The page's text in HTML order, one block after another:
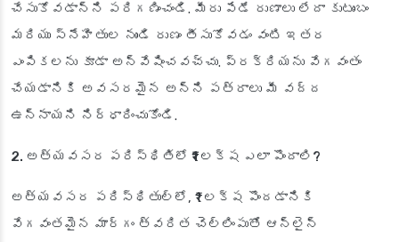
చేసుకోవడాన్ని పరిగణించండి. మీరు పేడే రుణాలు లేదా కుటుంబం
మరియు స్నేహితుల నుండి రుణం తీసుకోవడం వంటి ఇతర
ఎంపికలను కూడా అన్వేషించవచ్చు. ప్రక్రియను వేగవంతం
చేయడానికి అవసరమైన అన్ని పత్రాలు మీ వద్ద
ఉన్నాయని నిర్ధారించుకోండి.
2. అత్యవసర పరిస్థితిలో ₹1 లక్ష ఎలా పొందాలి?
అత్యవసర పరిస్థితుల్లో, ₹1 లక్ష పొందడానికి
వేగవంతమైన మార్గం త్వరిత చెల్లింపుతో ఆన్‌లైన్